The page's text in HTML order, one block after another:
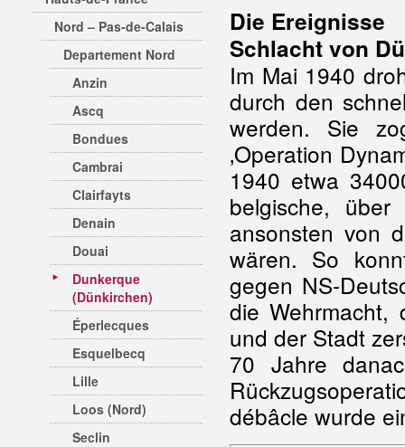
Nord – Pas-de-Calais
Departement Nord
Anzin
Ascq
Bondues
Cambrai
Clairfayts
Denain
Douai
Dunkerque
(Dünkirchen)
Éperlecques
Esquelbecq
Lille
Loos (Nord)
Seclin
Die Ereignisse
Schlacht von
Im Mai 1940
durch den
werden. Sie
‚Operation
1940 etwa
belgische,
ansonsten von
wären. So
gegen NS-
die Wehrmacht,
und der Stadt
70 Jahre
débâcle wurde